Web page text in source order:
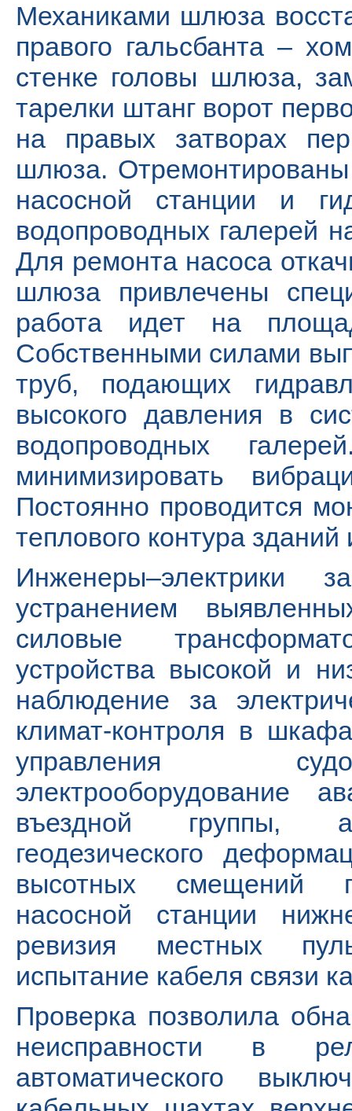
Механиками шлюза
правого гальсбанта –
стенке головы шлюза,
тарелки штанг ворот
на правых затворах
шлюза.
насосной станции и
водопроводных галерей
Для ремонта насоса
шлюза привлечены
работа идет на
Собственными силами
труб, подающих
высокого давления в
водопроводных
минимизировать
Постоянно проводится
теплового контура
Инженеры–электрики
устранением
силовые
устройства высокой и
наблюдение за
климат-контроля в
управления
электрооборудование
въездной группы,
геодезического
высотных смещений
насосной станции
ревизия местных
испытание кабеля связи
Проверка позволила
неисправности в
автоматического